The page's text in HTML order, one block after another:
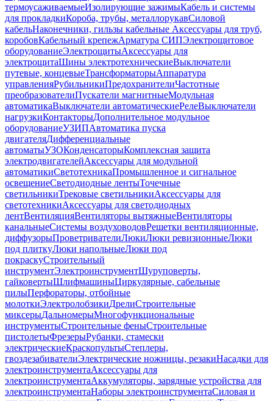
термоусаживаемыеИзолирующие зажимыКабель и системы
для прокладкиКороба, трубы, металлорукавСиловой
кабельНаконечники, гильзы кабельные Аксессуары для труб,
коробовКабельный крепежАрматура СИПЭлектрощитовое
оборудованиеЭлектрощитыАксессуары для
электрощитаШины электротехническиеВыключатели
путевые, концевыеТрансформаторыАппаратура
управленияРубильникиПредохранителиЧастотные
преобразователиПускатели магнитныеМодульная
автоматикаВыключатели автоматическиеРелеВыключатели
нагрузкиКонтакторыДополнительное модульное
оборудованиеУЗИПАвтоматика пуска
двигателяДифференциальные
автоматыУЗОКонденсаторыКомплексная защита
электродвигателейАксессуары для модульной
автоматикиСветотехникаПромышленное и сигнальное
освещениеСветодиодные лентыТочечные
светильникиТрековые светильникиАксессуары для
светотехникиАксессуары для светодиодных
лентВентиляцияВентиляторы вытяжныеВентиляторы
канальныеСистемы воздуховодовРешетки вентиляционные,
диффузорыПроветривателиЛюкиЛюки ревизионныеЛюки
под плиткуЛюки напольныеЛюки под
покраскуСтроительный
инструментЭлектроинструментШуруповерты,
гайковертыШлифмашиныЦиркулярные, сабельные
пилыПерфораторы, отбойные
молоткиЭлектролобзикиДрелиСтроительные
миксерыДальномерыМногофункциональные
инструментыСтроительные феныСтроительные
пистолетыФрезерыРубанки, стамески
электрическиеКраскопультыСтеплеры,
гвоздезабивателиЭлектрические ножницы, резакиНасадки для
электроинструментаАксессуары для
электроинструментаАккумуляторы, зарядные устройства для
электроинструментаНаборы электроинструментаСиловая и